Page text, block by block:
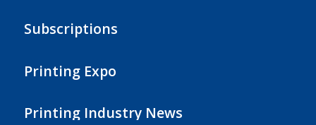
Subscriptions
Printing Expo
Printing Industry News